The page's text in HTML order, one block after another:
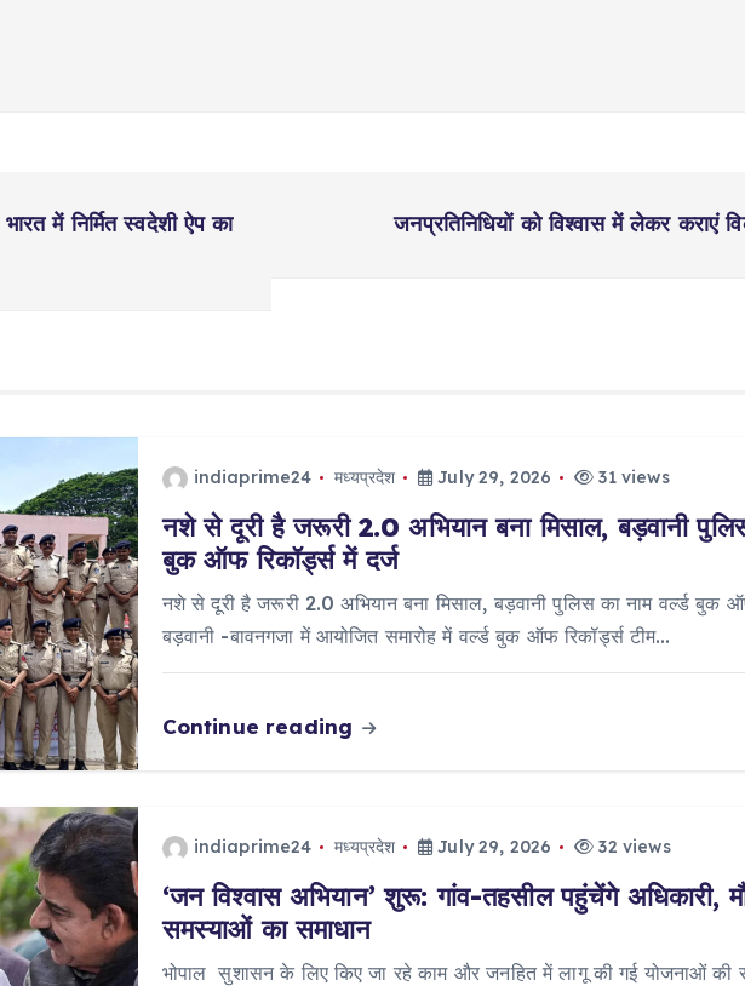
में निर्मित स्वदेशी ऐप का
जनप्रतिनिधियों को विश्वास में लेकर कराएं
indiaprime24 मध्यप्रदेश July 29, 2026 31 views
नशे से दूरी है जरूरी 2.0 अभियान बना मिसाल, बड़वानी
बुक ऑफ रिकॉर्ड्स में दर्ज
नशे से दूरी है जरूरी 2.0 अभियान बना मिसाल, बड़वानी पुलिस का नाम वर्ल्ड बुक
बड़वानी -बावनगजा में आयोजित समारोह में वर्ल्ड बुक ऑफ रिकॉर्ड्स टीम…
Continue reading
indiaprime24 मध्यप्रदेश July 29, 2026 32 views
‘जन विश्वास अभियान’ शुरू: गांव-तहसील पहुंचेंगे अधिकारी,
समस्याओं का समाधान
भोपाल सुशासन के लिए किए जा रहे काम और जनहित में लागू की गई योजनाओं की